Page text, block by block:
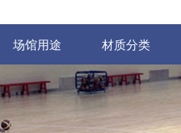
场馆用途 材质分类